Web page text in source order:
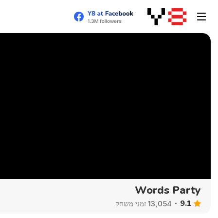
Words Party
9.1 13,054 זמני משחק